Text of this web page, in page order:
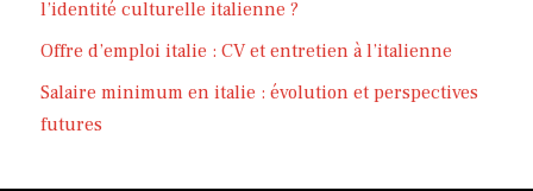
l’identité culturelle italienne ?
Offre d’emploi italie : CV et entretien à l’italienne
Salaire minimum en italie : évolution et perspectives
futures